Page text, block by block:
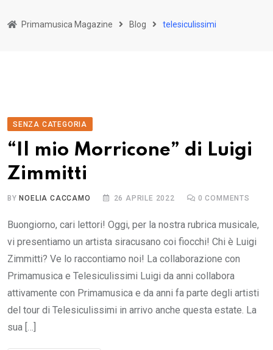
Primamusica Magazine Blog telesiculissimi
SENZA CATEGORIA
“Il mio Morricone” di Luigi
Zimmitti
BYNOELIA CACCAMO 26 APRILE 2022 0 COMMENTS
Buongiorno, cari lettori! Oggi, per la nostra rubrica musicale,
vi presentiamo un artista siracusano coi fiocchi! Chi è Luigi
Zimmitti? Ve lo raccontiamo noi! La collaborazione con
Primamusica e Telesiculissimi Luigi da anni collabora
attivamente con Primamusica e da anni fa parte degli artisti
del tour di Telesiculissimi in arrivo anche questa estate. La
sua […]